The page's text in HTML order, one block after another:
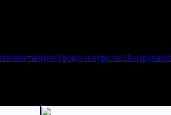
Уроци и курсовеПазаруване